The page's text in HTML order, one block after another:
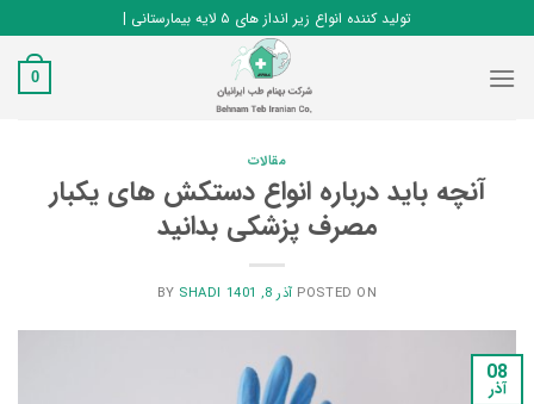
to
content
تولید کننده انواع زیر انداز های ۵ لایه بیمارستانی |
0
مقالات
آنچه باید درباره انواع دستکش های یکبار
مصرف پزشکی بدانید
POSTED ON آذر 8, 1401 SHADI
08
آذر